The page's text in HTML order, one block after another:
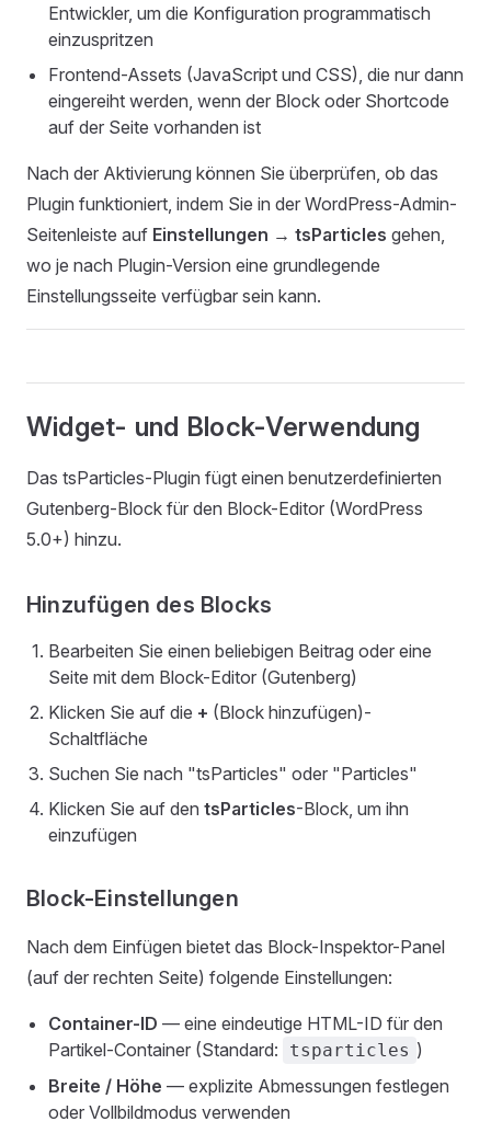
Entwickler, um die Konfiguration programmatisch
einzuspritzen
Frontend-Assets (JavaScript und CSS), die nur dann
eingereiht werden, wenn der Block oder Shortcode
auf der Seite vorhanden ist
Nach der Aktivierung können Sie überprüfen, ob das
Plugin funktioniert, indem Sie in der WordPress-Admin-
Seitenleiste auf Einstellungen → tsParticles gehen,
wo je nach Plugin-Version eine grundlegende
Einstellungsseite verfügbar sein kann.
Widget- und Block-Verwendung
Das tsParticles-Plugin fügt einen benutzerdefinierten
Gutenberg-Block für den Block-Editor (WordPress
5.0+) hinzu.
Hinzufügen des Blocks
Bearbeiten Sie einen beliebigen Beitrag oder eine
Seite mit dem Block-Editor (Gutenberg)
Klicken Sie auf die + (Block hinzufügen)-
Schaltfläche
Suchen Sie nach "tsParticles" oder "Particles"
Klicken Sie auf den tsParticles-Block, um ihn
einzufügen
Block-Einstellungen
Nach dem Einfügen bietet das Block-Inspektor-Panel
(auf der rechten Seite) folgende Einstellungen:
Container-ID — eine eindeutige HTML-ID für den
Partikel-Container (Standard:
tsparticles )
Breite / Höhe — explizite Abmessungen festlegen
oder Vollbildmodus verwenden